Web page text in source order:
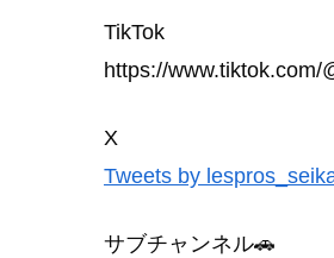
TikTok
https://www.tiktok.com/
X
Tweets by
サブチャンネル🚗